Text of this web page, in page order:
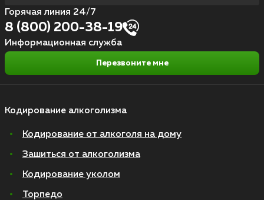
Кодирование алкоголизма
Кодирование от алкоголя на дому
Зашиться от алкоголизма
Кодирование уколом
Торпедо
Горячая линия 24/7
8 (800) 200-38-19
Информационная служба
Перезвоните мне